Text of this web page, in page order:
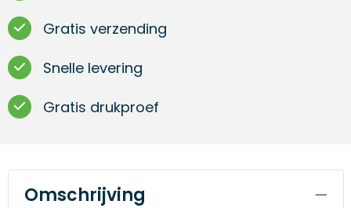
Gratis verzending
Snelle levering
Gratis drukproef
Omschrijving